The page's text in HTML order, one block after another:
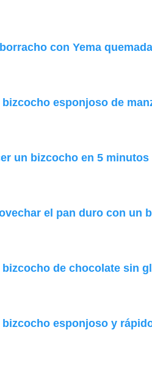
con Yema
bizcocho esponjoso de
un bizcocho en 5 minutos
el pan duro con un
bizcocho de chocolate sin
bizcocho esponjoso y